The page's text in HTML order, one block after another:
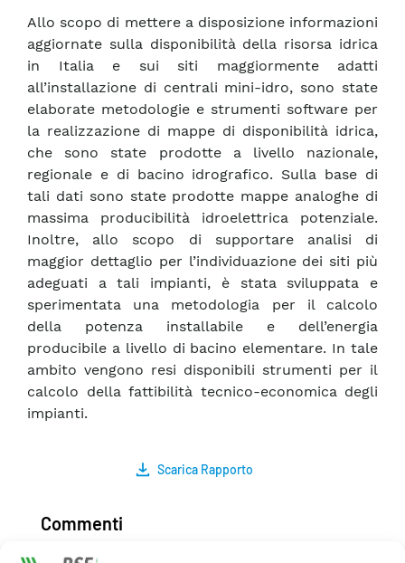
Allo scopo di mettere a disposizione informazioni
aggiornate sulla disponibilità della risorsa idrica
in Italia e sui siti maggiormente adatti
all’installazione di centrali mini-idro, sono state
elaborate metodologie e strumenti software per
la realizzazione di mappe di disponibilità idrica,
che sono state prodotte a livello nazionale,
regionale e di bacino idrografico. Sulla base di
tali dati sono state prodotte mappe analoghe di
massima producibilità idroelettrica potenziale.
Inoltre, allo scopo di supportare analisi di
maggior dettaglio per l’individuazione dei siti più
adeguati a tali impianti, è stata sviluppata e
sperimentata una metodologia per il calcolo
della potenza installabile e dell’energia
producibile a livello di bacino elementare. In tale
ambito vengono resi disponibili strumenti per il
calcolo della fattibilità tecnico-economica degli
impianti.
Scarica Rapporto
Commenti